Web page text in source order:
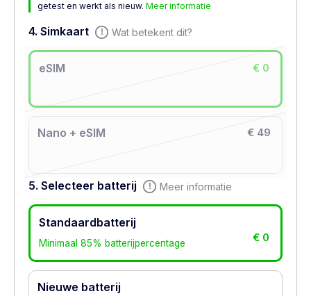
getest en werkt als nieuw. Meer informatie
4. Simkaart Wat betekent dit?
eSIM € 0
Nano + eSIM € 49
5. Selecteer batterij Meer informatie
Standaardbatterij
€ 0
Minimaal 85% batterijpercentage
Nieuwe batterij